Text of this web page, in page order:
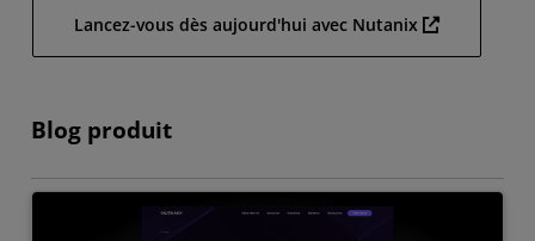
Lancez-vous dès aujourd'hui avec Nutanix
Blog produit